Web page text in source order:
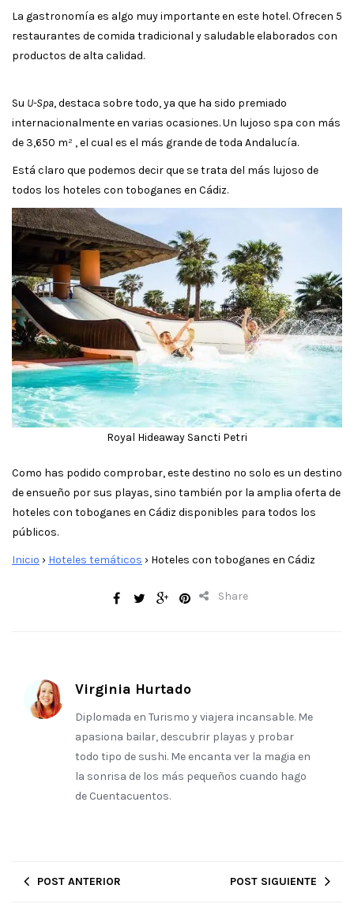
La gastronomía es algo muy importante en este hotel. Ofrecen 5
restaurantes de comida tradicional y saludable elaborados con
productos de alta calidad.
Su U-Spa, destaca sobre todo, ya que ha sido premiado
internacionalmente en varias ocasiones. Un lujoso spa con más
de 3,650 m² , el cual es el más grande de toda Andalucía.
Está claro que podemos decir que se trata del más lujoso de
todos los hoteles con toboganes en Cádiz.
Royal Hideaway Sancti Petri
Como has podido comprobar, este destino no solo es un destino
de ensueño por sus playas, sino también por la amplia oferta de
hoteles con toboganes en Cádiz disponibles para todos los
públicos.
Inicio › Hoteles temáticos › Hoteles con toboganes en Cádiz
Share
Virginia Hurtado
Diplomada en Turismo y viajera incansable. Me
apasiona bailar, descubrir playas y probar
todo tipo de sushi. Me encanta ver la magia en
la sonrisa de los más pequeños cuando hago
de Cuentacuentos.
POST ANTERIOR POST SIGUIENTE